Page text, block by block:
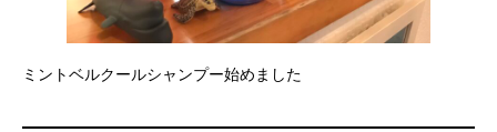
ミントベルクールシャンプー始めました